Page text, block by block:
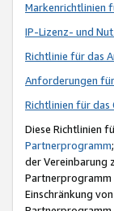
Markenrichtlinien
IP-Lizenz- und
Richtlinie für das
Anforderungen
Richtlinien für
Diese Richtlinien
Partnerprogramm
der Vereinbarung
Partnerprogramm
Einschränkung